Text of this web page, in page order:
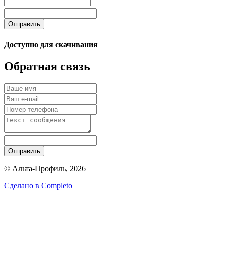
Отправить
Доступно для скачивания
Обратная связь
Отправить
© Альта-Профиль, 2026
Сделано в Completo